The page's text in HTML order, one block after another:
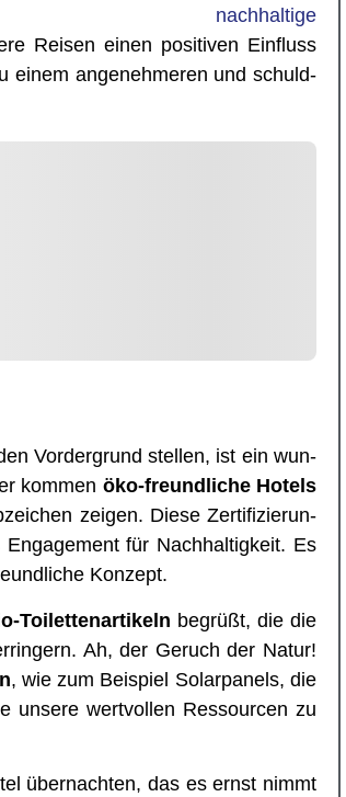
nach­hal­ti­ge
Rei­sen einen posi­ti­ven Ein­fluss
einem ange­neh­me­ren und schuld­
Vor­der­grund stel­len, ist ein wun­
kom­men öko-freund­li­che Hotels
zei­gen. Die­se Zer­ti­fi­zie­run­
für Nach­hal­tig­keit. Es
Konzept.
Toi­let­ten­ar­ti­keln begrüßt, die die
Ah, der Geruch der Natur!
, wie zum Bei­spiel Solar­pa­nels, die
unse­re wert­vol­len Res­sour­cen zu
über­nach­ten, das es ernst nimmt